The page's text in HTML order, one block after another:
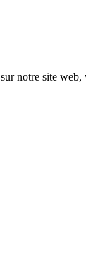
sur notre site